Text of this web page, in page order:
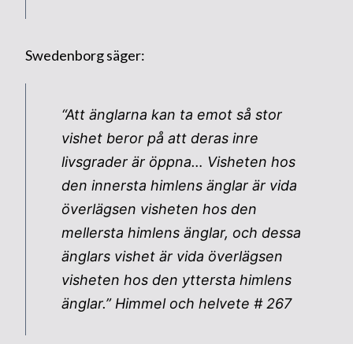
Swedenborg säger:
“Att änglarna kan ta emot så stor
vishet beror på att deras inre
livsgrader är öppna… Visheten hos
den innersta himlens änglar är vida
överlägsen visheten hos den
mellersta himlens änglar, och dessa
änglars vishet är vida överlägsen
visheten hos den yttersta himlens
änglar.” Himmel och helvete # 267